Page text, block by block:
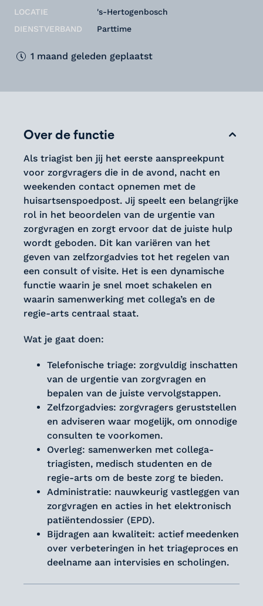
LOCATIE
DIENSTVERBAND
's-Hertogenbosch
Parttime
1 maand geleden geplaatst
Over de functie
Als triagist ben jij het eerste aanspreekpunt
voor zorgvragers die in de avond, nacht en
weekenden contact opnemen met de
huisartsenspoedpost. Jij speelt een belangrijke
rol in het beoordelen van de urgentie van
zorgvragen en zorgt ervoor dat de juiste hulp
wordt geboden. Dit kan variëren van het
geven van zelfzorgadvies tot het regelen van
een consult of visite. Het is een dynamische
functie waarin je snel moet schakelen en
waarin samenwerking met collega’s en de
regie-arts centraal staat.
Wat je gaat doen:
Telefonische triage: zorgvuldig inschatten
van de urgentie van zorgvragen en
bepalen van de juiste vervolgstappen.
Zelfzorgadvies: zorgvragers geruststellen
en adviseren waar mogelijk, om onnodige
consulten te voorkomen.
Overleg: samenwerken met collega-
triagisten, medisch studenten en de
regie-arts om de beste zorg te bieden.
Administratie: nauwkeurig vastleggen van
zorgvragen en acties in het elektronisch
patiëntendossier (EPD).
Bijdragen aan kwaliteit: actief meedenken
over verbeteringen in het triageproces en
deelname aan intervisies en scholingen.